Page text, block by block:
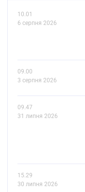
10.01
6 серпня 2026
09.00
3 серпня 2026
09.47
31 липня 2026
15.29
30 липня 2026